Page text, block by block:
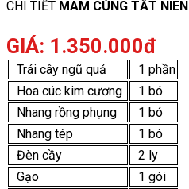
CHI TIẾT MÂM CÚNG TẤT NIÊN
GIÁ: 1.350.000đ
Trái cây ngũ quả
1 phần
Hoa cúc kim cương
1 bó
Nhang rồng phụng
1 bó
Nhang tép
1 bó
Đèn cầy
2 ly
Gạo
1 gói